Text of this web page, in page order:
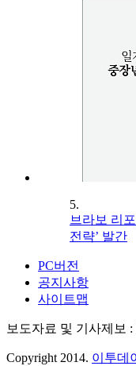
5.
브라보 리
전략’ 발간
PC버전
공지사항
사이트맵
보도자료 및 기사제보 :
Copyright 2014. 이투데